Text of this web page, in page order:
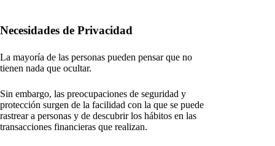
Necesidades de Privacidad
La mayoría de las personas pueden pensar que no
tienen nada que ocultar.
Sin embargo, las preocupaciones de seguridad y
protección surgen de la facilidad con la que se puede
rastrear a personas y de descubrir los hábitos en las
transacciones financieras que realizan.